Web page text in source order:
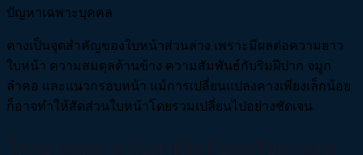
ปัญหาเฉพาะบุคคล
คางเป็นจุดสำคัญของใบหน้าส่วนล่าง เพราะมีผลต่อความยาว
ใบหน้า ความสมดุลด้านข้าง ความสัมพันธ์กับริมฝีปาก จมูก
ลำคอ และแนวกรอบหน้า แม้การเปลี่ยนแปลงคางเพียงเล็กน้อย
ก็อาจทำให้สัดส่วนใบหน้าโดยรวมเปลี่ยนไปอย่างชัดเจน